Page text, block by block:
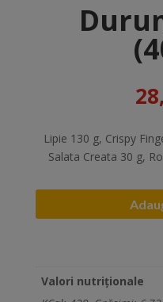
Lipie 130 g, Crispy
Salata Creata 30 g,
Valori nutriționale